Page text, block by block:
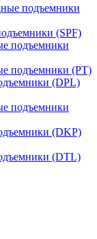
подъемники
(SPF)
подъемники
подъемники (PT)
(DPL)
подъемники
(DKP)
(DTL)